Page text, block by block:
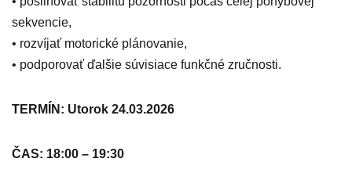
sekvencie,
• rozvíjať motorické plánovanie,
• podporovať ďalšie súvisiace funkčné zručnosti.
TERMÍN: Utorok 24.03.2026
ČAS: 18:00 – 19:30